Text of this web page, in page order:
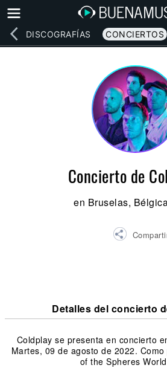
DISCOGRAFÍAS CONCIERTOS
Concierto de
en Bruselas,
Detalles del concierto
Coldplay se presenta en concierto
Martes, 09 de agosto de 2022.
of the Spheres